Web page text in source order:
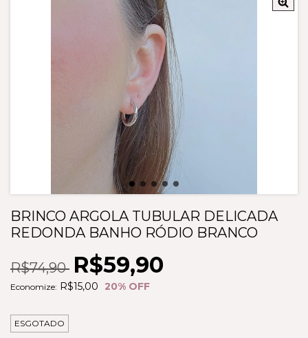
BRINCO ARGOLA TUBULAR DELICADA
REDONDA BANHO RÓDIO BRANCO
R$74,90 R$59,90
Economize: R$15,00 20% OFF
ESGOTADO